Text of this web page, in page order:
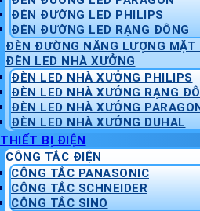
ĐÈN ĐƯỜNG LED PHILIPS
ĐÈN ĐƯỜNG LED RẠNG ĐÔNG
ĐÈN ĐƯỜNG NĂNG LƯỢNG MẶT
ĐÈN LED NHÀ XƯỞNG
ĐÈN LED NHÀ XƯỞNG PHILIPS
ĐÈN LED NHÀ XƯỞNG RẠNG
ĐÈN LED NHÀ XƯỞNG
ĐÈN LED NHÀ XƯỞNG DUHAL
THIẾT BỊ ĐIỆN
CÔNG TẮC ĐIỆN
CÔNG TẮC PANASONIC
CÔNG TẮC SCHNEIDER
CÔNG TẮC SINO